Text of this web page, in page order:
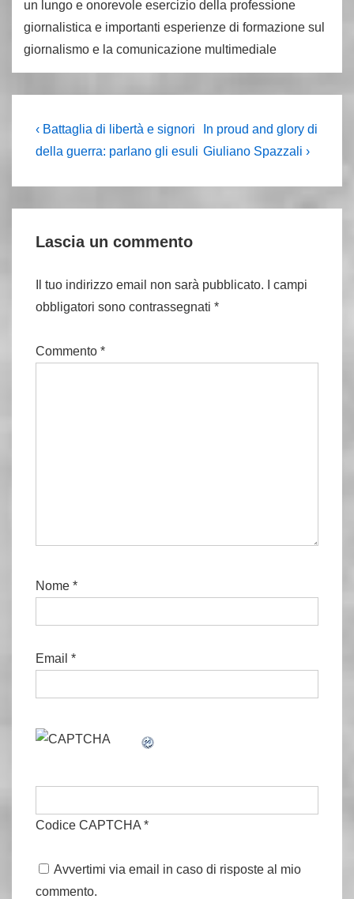
un lungo e onorevole esercizio della professione
giornalistica e importanti esperienze di formazione sul
giornalismo e la comunicazione multimediale
Navigazione
articoli
L'articolo
precedente
‹ Battaglia di libertà e signori
della guerra: parlano gli esuli
Il
prossimo
In proud and glory di
Giuliano Spazzali ›
Lascia un commento
Il tuo indirizzo email non sarà pubblicato.
I campi
obbligatori sono contrassegnati *
Commento *
Nome *
Email *
Codice CAPTCHA *
Avvertimi via email in caso di risposte al mio
commento.